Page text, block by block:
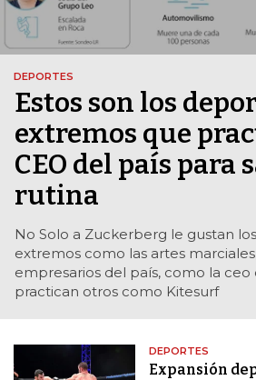
DEPORTES
Estos son los
extremos que
CEO del país para
rutina
No Solo a Zuckerberg le gustan
extremos como las artes
empresarios del país, como la ceo
practican otros como Kitesurf
DEPORTES
Expansión